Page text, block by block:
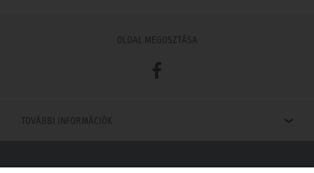
OLDAL MEGOSZTÁSA
Facebook
TOVÁBBI INFORMÁCIÓK